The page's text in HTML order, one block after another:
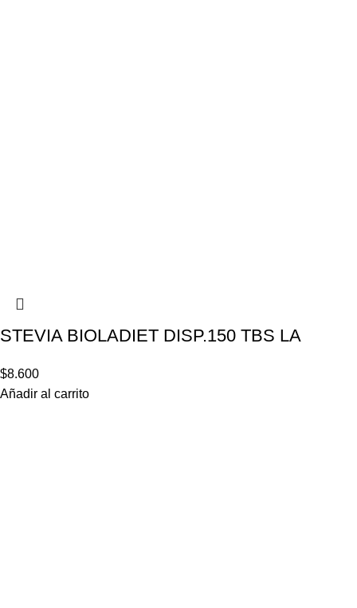
STEVIA BIOLADIET DISP.150 TBS LA
$8.600
Añadir al carrito